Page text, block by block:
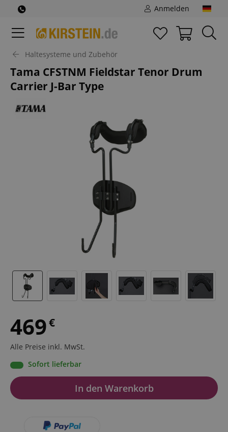
Anmelden
Haltesysteme und Zubehör
Tama CFSTNM Fieldstar Tenor Drum
Carrier J-Bar Type
469€
Alle Preise inkl. MwSt.
Sofort lieferbar
In den Warenkorb